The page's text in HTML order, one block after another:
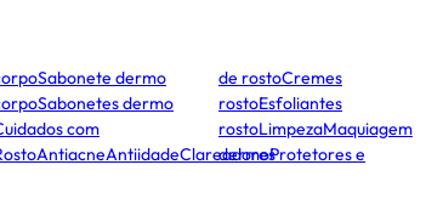
Sabonete dermo
Sabonetes dermo
com
AntiacneAntiidadeClareadores
de rostoCremes
rostoEsfoliantes
rostoLimpezaMaquiagem
dermoProtetores e